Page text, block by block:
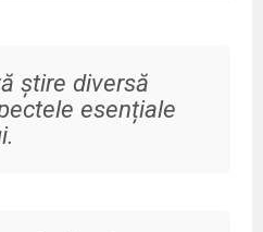
știre diversă
esențiale